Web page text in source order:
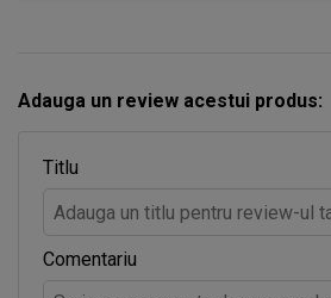
Adauga un review acestui produs:
Titlu
Comentariu